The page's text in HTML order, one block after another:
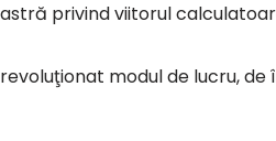
privind viitorul
revoluţionat modul de lucru,